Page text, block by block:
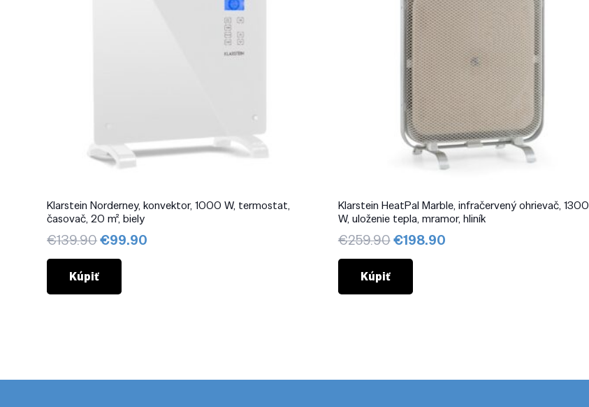
Klarstein Norderney, konvektor, 1000 W, termostat,
časovač, 20 m², biely
€139.90Pôvodná
cena
€139.90.
€99.90
Kúpiť
Klarstein HeatPal Marble, infračervený ohrievač, 1300
W, uloženie tepla, mramor, hliník
€259.90Pôvodná
cena
€259.90.
€198.90Aktuálna
Kúpiť